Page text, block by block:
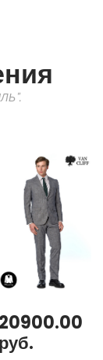
20900.00
руб.